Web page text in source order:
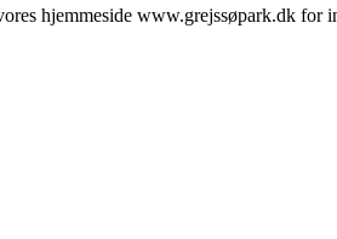
hjemmeside www.grejssøpark.dk for